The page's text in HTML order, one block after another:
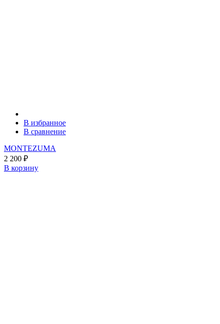
В избранное
В сравнение
MONTEZUMA
2 200 ₽
В корзину